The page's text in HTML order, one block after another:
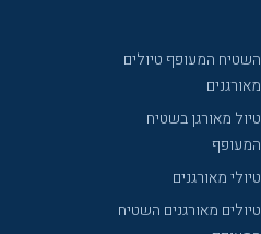
השטיח המעופף טיולים
מאורגנים
טיול מאורגן בשטיח
המעופף
טיולי מאורגנים
טיולים מאורגנים השטיח